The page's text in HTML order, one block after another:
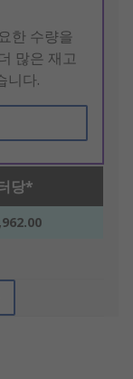
한 수량을
많은 재고
니다.
당*